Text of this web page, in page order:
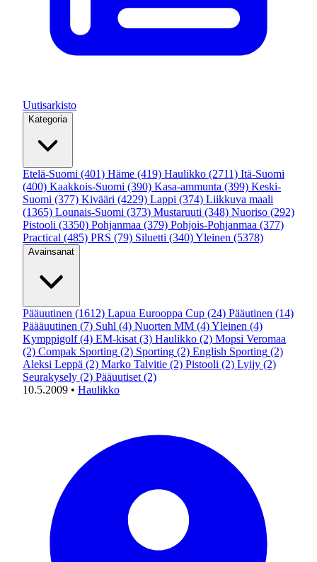
Uutisarkisto
Kategoria
Etelä-Suomi (401) Häme (419) Haulikko (2711) Itä-Suomi
(400) Kaakkois-Suomi (390) Kasa-ammunta (399) Keski-
Suomi (377) Kivääri (4229) Lappi (374) Liikkuva maali
(1365) Lounais-Suomi (373) Mustaruuti (348) Nuoriso (292)
Pistooli (3350) Pohjanmaa (379) Pohjois-Pohjanmaa (377)
Practical (485) PRS (79) Siluetti (340)Yleinen (5378)
Avainsanat
Pääuutinen (1612) Lapua Eurooppa Cup (24) Pääutinen (14)
Päääuutinen (7) Suhl (4) Nuorten MM (4)Yleinen (4)
Kymppigolf (4) EM-kisat (3) Haulikko (2) Mopsi Veromaa
(2) Compak Sporting (2) Sporting (2) English Sporting (2)
Aleksi Leppä (2) Marko Talvitie (2) Pistooli (2) Lyijy (2)
Seurakysely (2) Pääuutiset (2)
10.5.2009 • Haulikko